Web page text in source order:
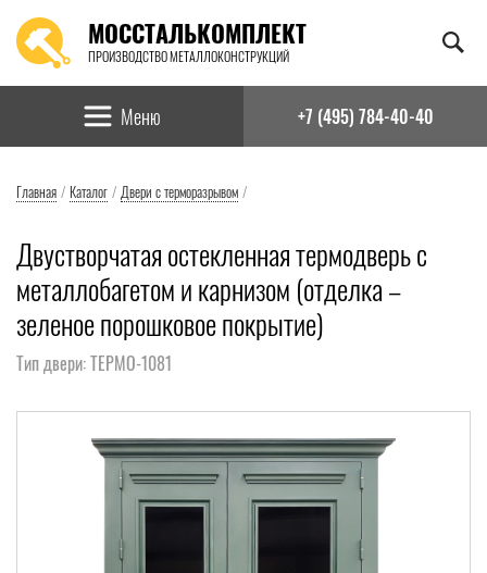
МОССТАЛЬКОМПЛЕКТ
ПРОИЗВОДСТВО МЕТАЛЛОКОНСТРУКЦИЙ
Найти:
Меню +7 (495) 784-40-40
Главная / Каталог / Двери с терморазрывом /
Двустворчатая остекленная термодверь с
металлобагетом и карнизом (отделка –
зеленое порошковое покрытие)
Тип двери: ТЕРМО-1081